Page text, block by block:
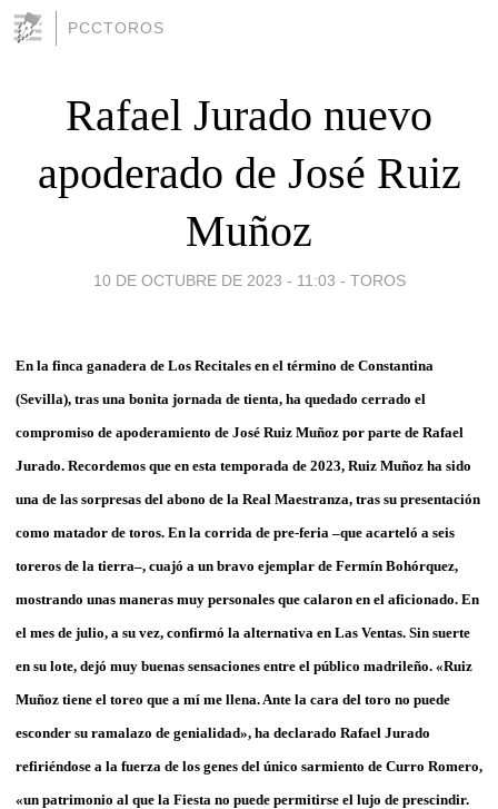
PCCTOROS
Rafael Jurado nuevo
apoderado de José Ruiz
Muñoz
10 DE OCTUBRE DE 2023 - 11:03 - TOROS
En la finca ganadera de Los Recitales en el término de Constantina
(Sevilla), tras una bonita jornada de tienta, ha quedado cerrado el
compromiso de apoderamiento de José Ruiz Muñoz por parte de Rafael
Jurado. Recordemos que en esta temporada de 2023, Ruiz Muñoz ha sido
una de las sorpresas del abono de la Real Maestranza, tras su presentación
como matador de toros. En la corrida de pre-feria –que acarteló a seis
toreros de la tierra–, cuajó a un bravo ejemplar de Fermín Bohórquez,
mostrando unas maneras muy personales que calaron en el aficionado. En
el mes de julio, a su vez, confirmó la alternativa en Las Ventas. Sin suerte
en su lote, dejó muy buenas sensaciones entre el público madrileño. «Ruiz
Muñoz tiene el toreo que a mí me llena. Ante la cara del toro no puede
esconder su ramalazo de genialidad», ha declarado Rafael Jurado
refiriéndose a la fuerza de los genes del único sarmiento de Curro Romero,
«un patrimonio al que la Fiesta no puede permitirse el lujo de prescindir.